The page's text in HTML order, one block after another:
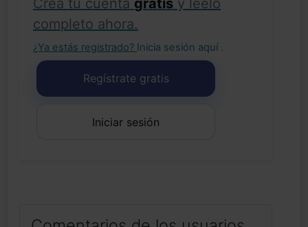
Crea tu cuenta gratis y léelo
completo ahora.
¿Ya estás registrado? Inicia sesión aquí .
Regístrate gratis
Iniciar sesión